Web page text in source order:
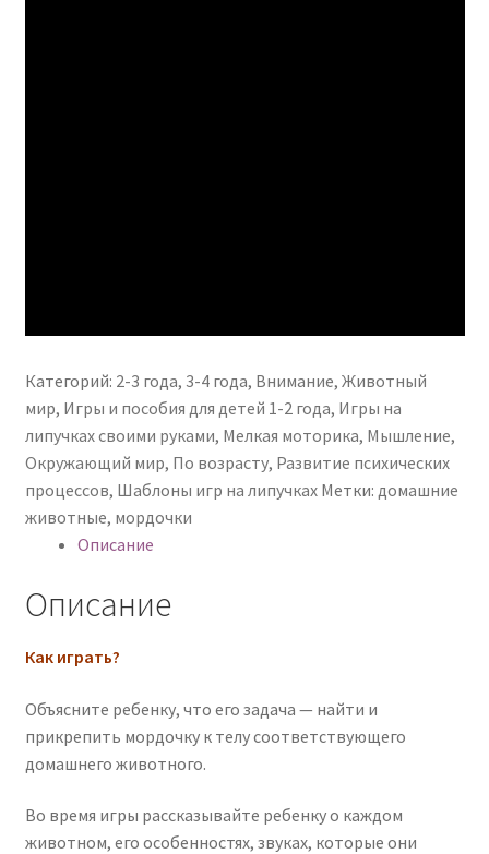
Категорий: 2-3 года, 3-4 года, Внимание, Животный
мир, Игры и пособия для детей 1-2 года, Игры на
липучках своими руками, Мелкая моторика, Мышление,
Окружающий мир, По возрасту, Развитие психических
процессов, Шаблоны игр на липучках Метки: домашние
животные, мордочки
Описание
Описание
Как играть?
Объясните ребенку, что его задача — найти и
прикрепить мордочку к телу соответствующего
домашнего животного.
Во время игры рассказывайте ребенку о каждом
животном, его особенностях, звуках, которые они